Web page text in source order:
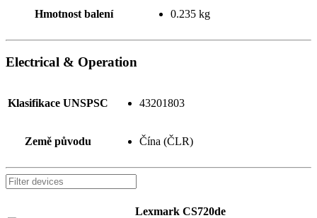
Hmotnost balení 0.235 kg
Electrical & Operation
Klasifikace UNSPSC 43201803
Země původu Čína (ČLR)
Lexmark CS720de